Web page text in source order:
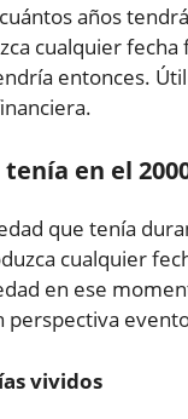
años
cualquier
entonces.
en el
que tenía
cualquier
en ese
perspectiva
vividos